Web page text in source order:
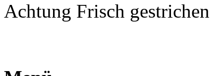
Achtung Frisch gestrichen